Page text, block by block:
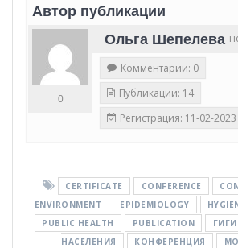
Автор публикации
Ольга Шепелева
0
Комментарии: 0
Публикации: 14
Регистрация: 11-02-2023
CERTIFICATE CONFERENCE
ENVIRONMENT
EPIDEMIOLOGY
PUBLIC HEALTH
PUBLICATION
НАСЕЛЕНИЯ
КОНФЕРЕНЦИЯ